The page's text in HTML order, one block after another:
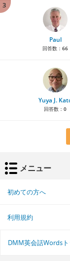
3
Paul
回答数： 66
Yuya J.
回答数： 0
メニュー
初めての方へ
利用規約
DMM英会話Words